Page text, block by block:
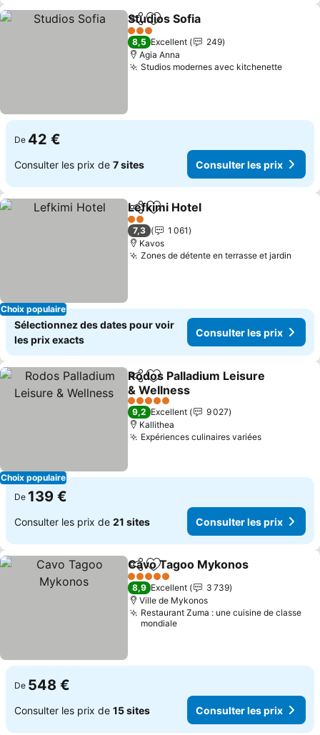
PartagerAjouter à mes favoris
Studios Sofia
3 Étoiles
8,5 Excellent
249
Agia Anna
Studios modernes avec kitchenette
De 42 €
Consulter les prix de 7 sites Consulter les prix
Choix populaire
PartagerAjouter à mes favoris
Lefkimi Hotel
2 Étoiles
7,3
1 061
Kavos
Zones de détente en terrasse et jardin
Sélectionnez des dates pour voir
les prix exacts
Consulter les prix
Choix populaire
PartagerAjouter à mes favoris
Rodos Palladium Leisure
& Wellness
Consulter les prix
5 Étoiles
9,2 Excellent
9 027
Kallithea
Expériences culinaires variéesConsulter
De 139 €
Consulter les prix de 21 sites Consulter les prix
PartagerAjouter à mes favoris
Cavo Tagoo Mykonos
5 Étoiles
8,9 Excellent
3 739
Ville de Mykonos
Restaurant Zuma : une cuisine de classe
mondiale
De 548 €
Consulter les prix de 15 sites Consulter les prix